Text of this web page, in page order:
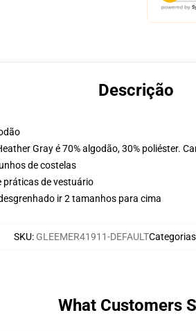
Descrição
Gray é 70% algodão, 30% poliéster.
de costelas
práticas de vestuário
ir 2 tamanhos para cima
SKU: GLEEMER41911-DEFAULTCategorias
What Customers